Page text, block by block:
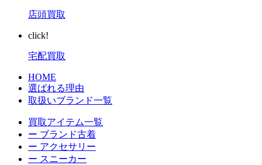
店頭買取
click!
宅配買取
HOME
選ばれる理由
取扱いブランド一覧
買取アイテム一覧
ー ブランド古着
ー アクセサリー
ー スニーカー